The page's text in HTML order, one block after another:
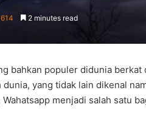
614 2 minutes read
bahkan populer didunia berkat
yang tidak lain dikenal
menjadi salah satu